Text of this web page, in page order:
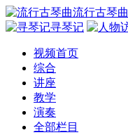
流行古琴曲
寻琴记
视频首页
综合
讲座
教学
演奏
全部栏目